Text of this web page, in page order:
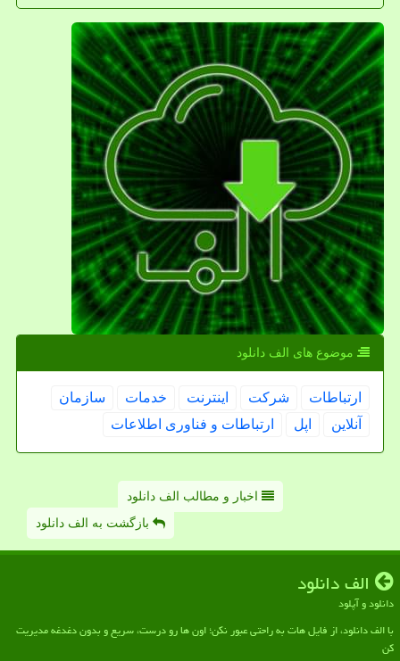
موضوع های الف دانلود
ارتباطات شركت اینترنت خدمات
سازمان
آنلاین
اپل ارتباطات و فناوری اطلاعات
اخبار و مطالب الف دانلود
بازگشت به الف دانلود
الف دانلود
دانلود و آپلود
با الف دانلود، از فایل هات به راحتی عبور نکن؛ اون ها رو درست، سریع و بدون دغدغه مدیریت
کن